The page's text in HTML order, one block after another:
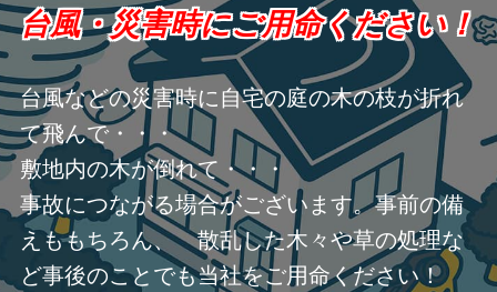
台風・災害時にご用命ください！
台風などの災害時に自宅の庭の木の枝が折れ
て飛んで・・・
敷地内の木が倒れて・・・
事故につながる場合がございます。事前の備
えももちろん、 散乱した木々や草の処理な
ど事後のことでも当社をご用命ください！